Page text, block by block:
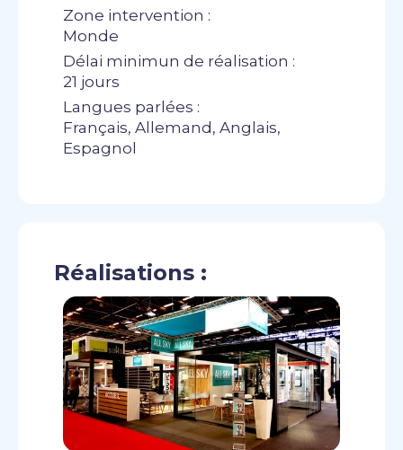
Zone intervention :
Monde
Délai minimun de réalisation :
21 jours
Langues parlées :
Français, Allemand, Anglais,
Espagnol
Réalisations :